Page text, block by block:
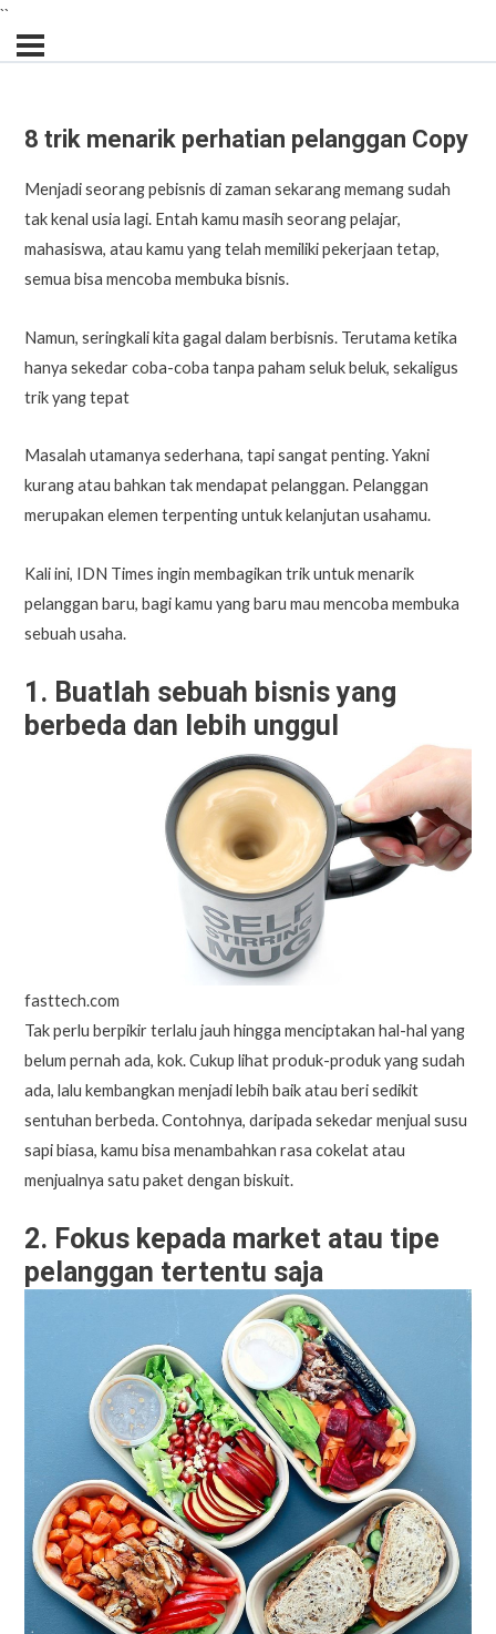
``
8 trik menarik perhatian pelanggan Copy
Menjadi seorang pebisnis di zaman sekarang memang sudah
tak kenal usia lagi. Entah kamu masih seorang pelajar,
mahasiswa, atau kamu yang telah memiliki pekerjaan tetap,
semua bisa mencoba membuka bisnis.
Namun, seringkali kita gagal dalam berbisnis. Terutama ketika
hanya sekedar coba-coba tanpa paham seluk beluk, sekaligus
trik yang tepat
Masalah utamanya sederhana, tapi sangat penting. Yakni
kurang atau bahkan tak mendapat pelanggan. Pelanggan
merupakan elemen terpenting untuk kelanjutan usahamu.
Kali ini, IDN Times ingin membagikan trik untuk menarik
pelanggan baru, bagi kamu yang baru mau mencoba membuka
sebuah usaha.
1. Buatlah sebuah bisnis yang
berbeda dan lebih unggul
fasttech.com
Tak perlu berpikir terlalu jauh hingga menciptakan hal-hal yang
belum pernah ada, kok. Cukup lihat produk-produk yang sudah
ada, lalu kembangkan menjadi lebih baik atau beri sedikit
sentuhan berbeda. Contohnya, daripada sekedar menjual susu
sapi biasa, kamu bisa menambahkan rasa cokelat atau
menjualnya satu paket dengan biskuit.
2. Fokus kepada market atau tipe
pelanggan tertentu saja